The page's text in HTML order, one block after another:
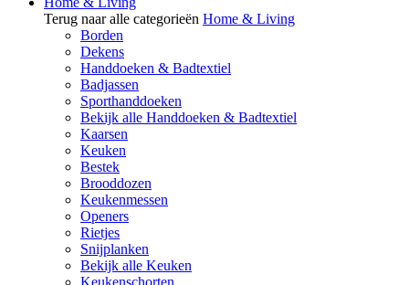
Terug naar alle categorieën Home & Living
Borden
Dekens
Handdoeken & Badtextiel
Badjassen
Sporthanddoeken
Bekijk alle Handdoeken & Badtextiel
Kaarsen
Keuken
Bestek
Brooddozen
Keukenmessen
Openers
Rietjes
Snijplanken
Bekijk alle Keuken
Keukenschorten